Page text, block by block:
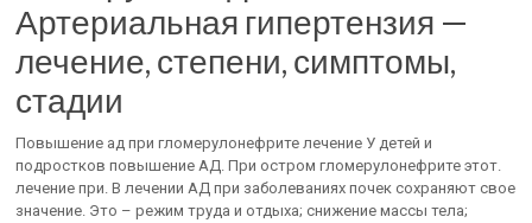
Артериальная гипертензия —
лечение, степени, симптомы,
стадии
Повышение ад при гломерулонефрите лечение У детей и
подростков повышение АД. При остром гломерулонефрите этот.
лечение при. В лечении АД при заболеваниях почек сохраняют свое
значение. Это – режим труда и отдыха; снижение массы тела;